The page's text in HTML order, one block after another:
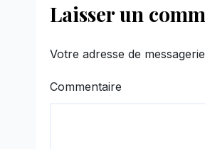
Laisser un
Votre adresse de
Commentaire